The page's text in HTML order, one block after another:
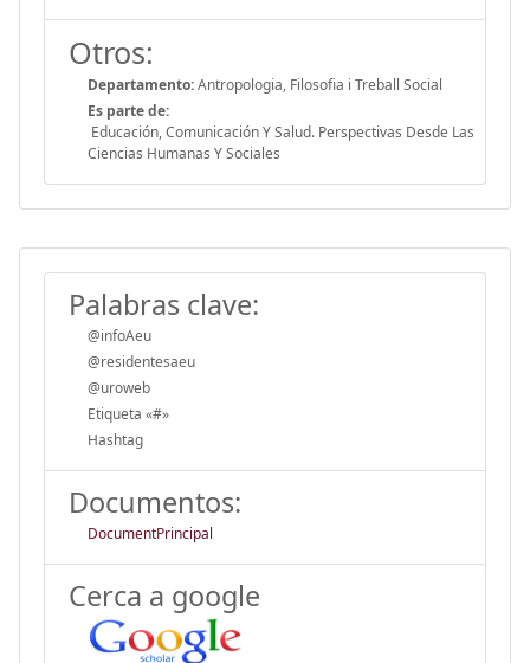
Otros:
Departamento:Antropologia, Filosofia i Treball Social
Es parte de:
Educación, Comunicación Y Salud. Perspectivas Desde Las
Ciencias Humanas Y Sociales
Palabras clave:
@infoAeu
@residentesaeu
@uroweb
Etiqueta «#»
Hashtag
Documentos:
DocumentPrincipal
Cerca a google